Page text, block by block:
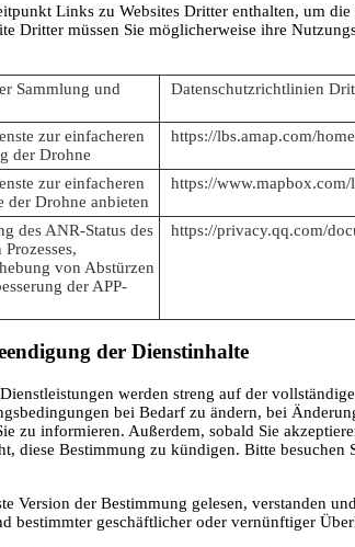
Links zu Websites Dritter enthalten, um
Dritter müssen Sie möglicherweise ihre
Sammlung und
Datenschutzrichtlinien
zur einfacheren
der Drohne
https://lbs.amap.com/
zur einfacheren
der Drohne anbieten
https://
des ANR-Status des
von Abstürzen
der APP-
https://privacy.qq.com/
der Dienstinhalte
werden streng auf der
bei Bedarf zu ändern, bei
zu informieren. Außerdem, sobald Sie
diese Bestimmung zu kündigen. Bitte
Version der Bestimmung gelesen,
bestimmter geschäftlicher oder vernünftiger